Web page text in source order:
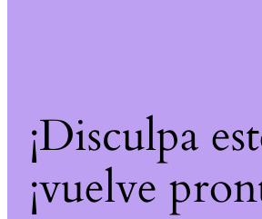
¡Disculpa
¡vuelve